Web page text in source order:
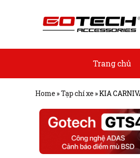
Trang chủ
Home »Tạp chí xe »KIA